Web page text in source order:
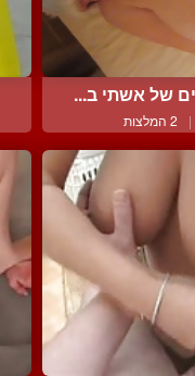
של אשתי ב...
| 2 המלצות